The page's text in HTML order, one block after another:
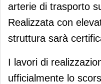
arterie di trasporto
Realizzata con
struttura sarà
I lavori di
ufficialmente lo